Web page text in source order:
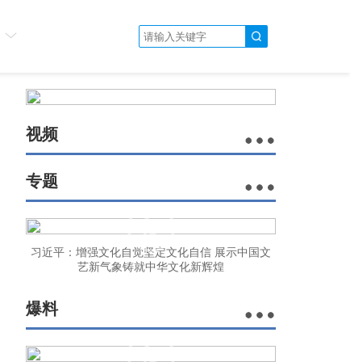
视频
专题
习近平：增强文化自觉坚定文化自信 展示中国文
艺新气象铸就中华文化新辉煌
爆料